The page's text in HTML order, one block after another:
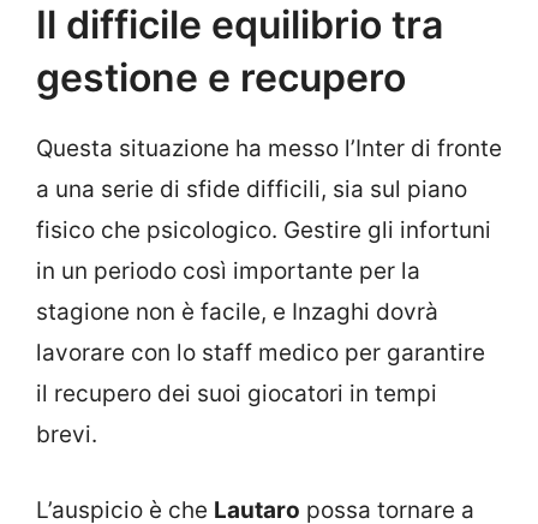
Il difficile equilibrio tra
gestione e recupero
Questa situazione ha messo l’Inter di fronte
a una serie di sfide difficili, sia sul piano
fisico che psicologico. Gestire gli infortuni
in un periodo così importante per la
stagione non è facile, e Inzaghi dovrà
lavorare con lo staff medico per garantire
il recupero dei suoi giocatori in tempi
brevi.
L’auspicio è che Lautaro possa tornare a